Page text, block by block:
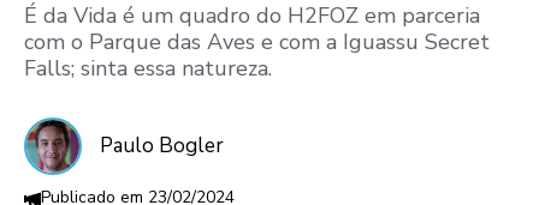
É da Vida é um quadro do H2FOZ em parceria
com o Parque das Aves e com a Iguassu Secret
Falls; sinta essa natureza.
Paulo Bogler
23/02/2024